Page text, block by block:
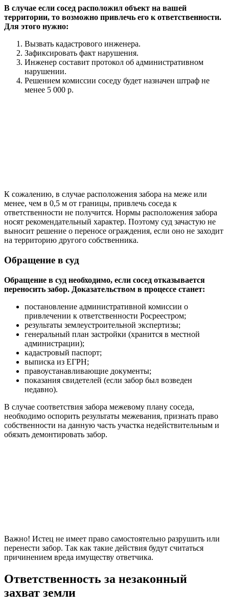
В случае если сосед расположил объект на вашей
территории, то возможно привлечь его к ответственности.
Для этого нужно:
Вызвать кадастрового инженера.
Зафиксировать факт нарушения.
Инженер составит протокол об административном
нарушении.
Решением комиссии соседу будет назначен штраф не
менее 5 000 р.
К сожалению, в случае расположения забора на меже или
менее, чем в 0,5 м от границы, привлечь соседа к
ответственности не получится. Нормы расположения забора
носят рекомендательный характер. Поэтому суд зачастую не
выносит решение о переносе ограждения, если оно не заходит
на территорию другого собственника.
Обращение в суд
Обращение в суд необходимо, если сосед отказывается
переносить забор. Доказательством в процессе станет:
постановление административной комиссии о
привлечении к ответственности Росреестром;
результаты землеустроительной экспертизы;
генеральный план застройки (хранится в местной
администрации);
кадастровый паспорт;
выписка из ЕГРН;
правоустанавливающие документы;
показания свидетелей (если забор был возведен
недавно).
В случае соответствия забора межевому плану соседа,
необходимо оспорить результаты межевания, признать право
собственности на данную часть участка недействительным и
обязать демонтировать забор.
Важно! Истец не имеет право самостоятельно разрушить или
перенести забор. Так как такие действия будут считаться
причинением вреда имуществу ответчика.
Ответственность за незаконный
захват земли